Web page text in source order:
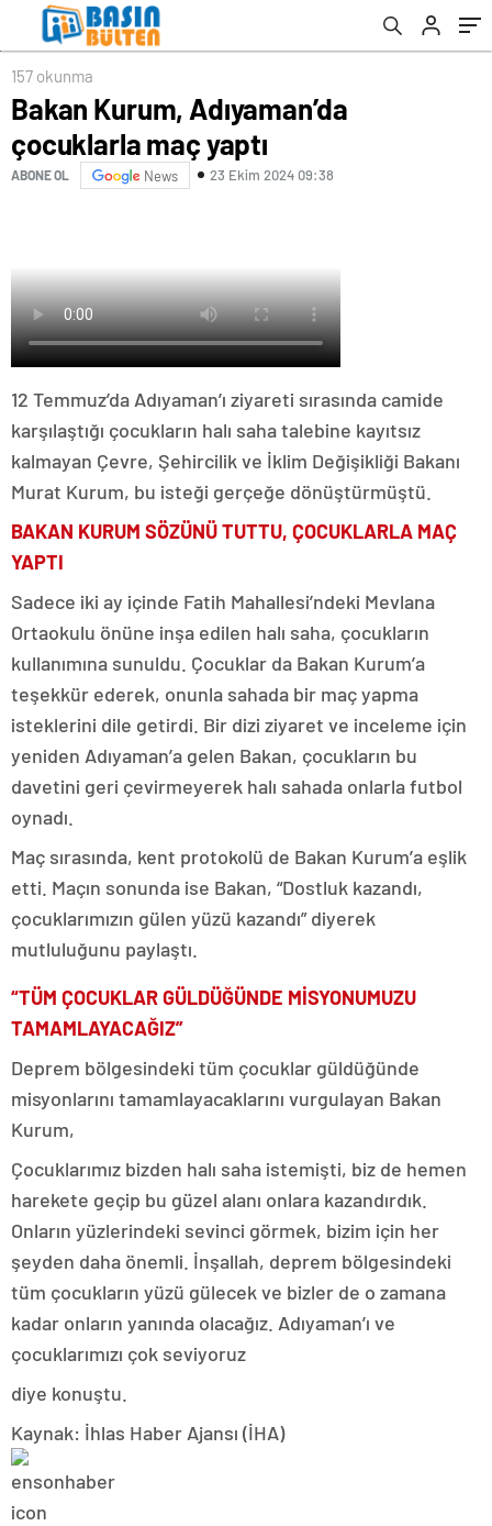
157 okunma
Bakan Kurum, Adıyaman’da
çocuklarla maç yaptı
ABONE OL News 23 Ekim 2024 09:38
12 Temmuz’da Adıyaman’ı ziyareti sırasında camide
karşılaştığı çocukların halı saha talebine kayıtsız
kalmayan Çevre, Şehircilik ve İklim Değişikliği Bakanı
Murat Kurum, bu isteği gerçeğe dönüştürmüştü.
BAKAN KURUM SÖZÜNÜ TUTTU, ÇOCUKLARLA MAÇ
YAPTI
Sadece iki ay içinde Fatih Mahallesi’ndeki Mevlana
Ortaokulu önüne inşa edilen halı saha, çocukların
kullanımına sunuldu. Çocuklar da Bakan Kurum’a
teşekkür ederek, onunla sahada bir maç yapma
isteklerini dile getirdi. Bir dizi ziyaret ve inceleme için
yeniden Adıyaman’a gelen Bakan, çocukların bu
davetini geri çevirmeyerek halı sahada onlarla futbol
oynadı.
Maç sırasında, kent protokolü de Bakan Kurum’a eşlik
etti. Maçın sonunda ise Bakan, “Dostluk kazandı,
çocuklarımızın gülen yüzü kazandı” diyerek
mutluluğunu paylaştı.
“TÜM ÇOCUKLAR GÜLDÜĞÜNDE MİSYONUMUZU
TAMAMLAYACAĞIZ”
Deprem bölgesindeki tüm çocuklar güldüğünde
misyonlarını tamamlayacaklarını vurgulayan Bakan
Kurum,
Çocuklarımız bizden halı saha istemişti, biz de hemen
harekete geçip bu güzel alanı onlara kazandırdık.
Onların yüzlerindeki sevinci görmek, bizim için her
şeyden daha önemli. İnşallah, deprem bölgesindeki
tüm çocukların yüzü gülecek ve bizler de o zamana
kadar onların yanında olacağız. Adıyaman’ı ve
çocuklarımızı çok seviyoruz
diye konuştu.
Kaynak: İhlas Haber Ajansı (İHA)